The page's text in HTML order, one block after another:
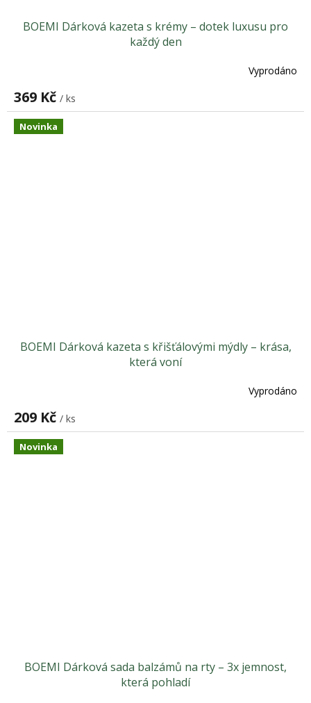
BOEMI Dárková kazeta s krémy – dotek luxusu pro
každý den
Vyprodáno
369 Kč / ks
Novinka
BOEMI Dárková kazeta s křišťálovými mýdly – krása,
která voní
Vyprodáno
209 Kč / ks
Novinka
BOEMI Dárková sada balzámů na rty – 3x jemnost,
která pohladí